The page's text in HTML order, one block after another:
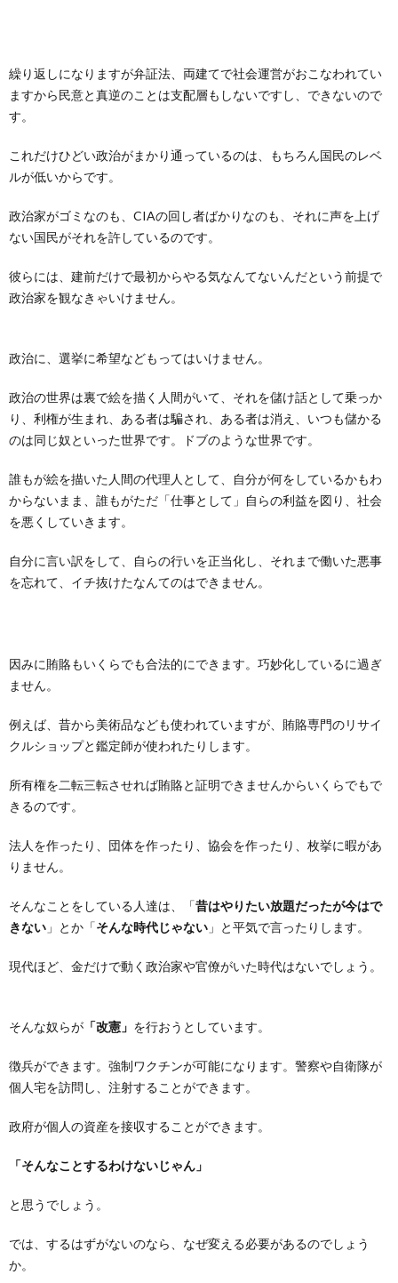
繰り返しになりますが弁証法、両建てで社会運営がおこなわれてい
ますから民意と真逆のことは支配層もしないですし、できないので
す。
これだけひどい政治がまかり通っているのは、もちろん国民のレベ
ルが低いからです。
政治家がゴミなのも、CIAの回し者ばかりなのも、それに声を上げ
ない国民がそれを許しているのです。
彼らには、建前だけで最初からやる気なんてないんだという前提で
政治家を観なきゃいけません。
政治に、選挙に希望などもってはいけません。
政治の世界は裏で絵を描く人間がいて、それを儲け話として乗っか
り、利権が生まれ、ある者は騙され、ある者は消え、いつも儲かる
のは同じ奴といった世界です。ドブのような世界です。
誰もが絵を描いた人間の代理人として、自分が何をしているかもわ
からないまま、誰もがただ「仕事として」自らの利益を図り、社会
を悪くしていきます。
自分に言い訳をして、自らの行いを正当化し、それまで働いた悪事
を忘れて、イチ抜けたなんてのはできません。
因みに賄賂もいくらでも合法的にできます。巧妙化しているに過ぎ
ません。
例えば、昔から美術品なども使われていますが、賄賂専門のリサイ
クルショップと鑑定師が使われたりします。
所有権を二転三転させれば賄賂と証明できませんからいくらでもで
きるのです。
法人を作ったり、団体を作ったり、協会を作ったり、枚挙に暇があ
りません。
そんなことをしている人達は、「昔はやりたい放題だったが今はで
きない 」とか「そんな時代じゃない 」と平気で言ったりします。
現代ほど、金だけで動く政治家や官僚がいた時代はないでしょう。
そんな奴らが 「改憲」 を行おうとしています。
徴兵ができます。強制ワクチンが可能になります。警察や自衛隊が
個人宅を訪問し、注射することができます。
政府が個人の資産を接収することができます。
「そんなことするわけないじゃん」
と思うでしょう。
では、するはずがないのなら、なぜ変える必要があるのでしょう
か。